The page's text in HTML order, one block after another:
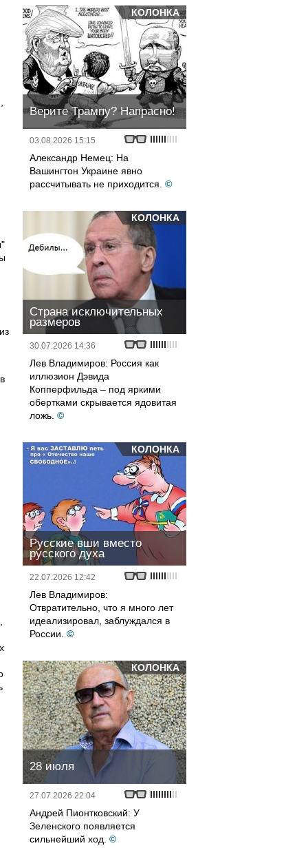
КОЛОНКА
Верите Трампу? Напрасно!
03.08.2026 15:15
Александр Немец: На
Вашингтон Украине явно
рассчитывать не приходится. ©
КОЛОНКА
Страна исключительных
размеров
30.07.2026 14:36
Лев Владимиров: Россия как
иллюзион Дэвида
Копперфильда – под яркими
обертками скрывается ядовитая
ложь. ©
КОЛОНКА
Русские вши вместо
русского духа
22.07.2026 12:42
Лев Владимиров:
Отвратительно, что я много лет
идеализировал, заблуждался в
России. ©
КОЛОНКА
28 июля
27.07.2026 22:04
Андрей Пионтковский: У
Зеленского появляется
сильнейший ход. ©